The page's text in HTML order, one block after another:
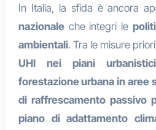
In Italia, la sfida è ancora
nazionaleche integri le
ambientali. Tra le misure
UHI nei piani urbanistici
forestazione urbana in aree
di raffrescamento passivo
piano di adattamento